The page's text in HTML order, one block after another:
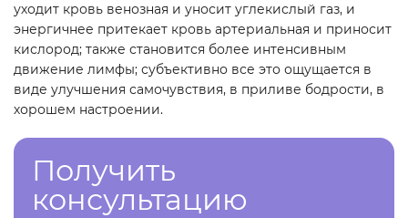
уходит кровь венозная и уносит углекислый газ, и
энергичнее притекает кровь артериальная и приносит
кислород; также становится более интенсивным
движение лимфы; субъективно все это ощущается в
виде улучшения самочувствия, в приливе бодрости, в
хорошем настроении.
Получить
консультацию